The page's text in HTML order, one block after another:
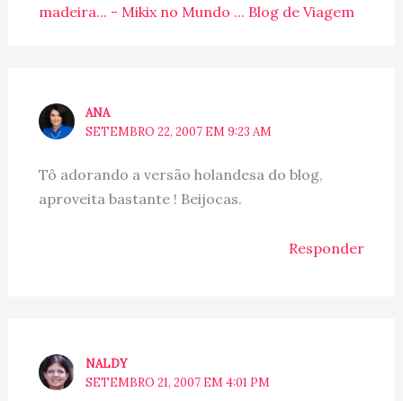
madeira... - Mikix no Mundo ... Blog de Viagem
ANA
SETEMBRO 22, 2007 EM 9:23 AM
Tô adorando a versão holandesa do blog,
aproveita bastante ! Beijocas.
Responder
NALDY
SETEMBRO 21, 2007 EM 4:01 PM